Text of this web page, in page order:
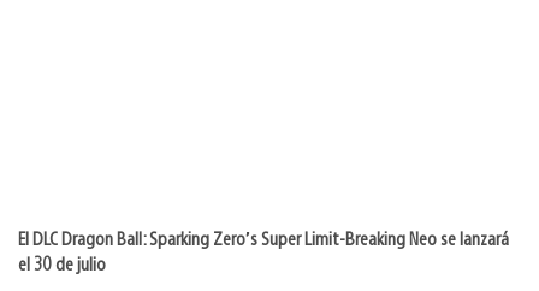
El DLC Dragon Ball: Sparking Zero’s Super Limit-Breaking Neo se lanzará
el 30 de julio